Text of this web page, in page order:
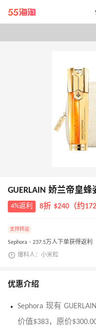
带你去官网买正品
GUERLAIN 娇兰帝皇
4%返利 8折 $240（约
支持转运
Sephora · 237.5万人下单获得返利
爆料人：小米粒
优惠介绍
Sephora 现有
价值$383，原价